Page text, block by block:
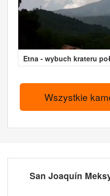
Etna - wybuch krateru
Wszystkie
San Joaquín